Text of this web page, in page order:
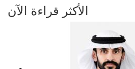
الأكثر قراءة الآن